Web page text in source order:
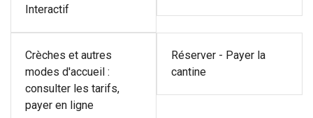
Interactif
Crèches et autres
modes d'accueil :
consulter les tarifs,
payer en ligne
Réserver - Payer la
cantine